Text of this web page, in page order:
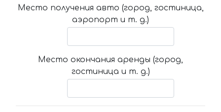
Место получения авто (город, гостиница,
аэропорт и т. д.)
Место окончания аренды (город,
гостиница и т. д.)